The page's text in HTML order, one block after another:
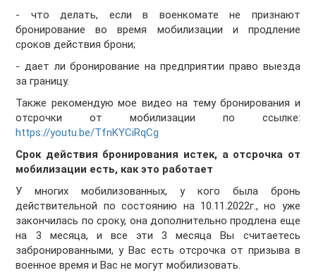
- что делать, если в военкомате не признают
бронирование во время мобилизации и продление
сроков действия брони;
- дает ли бронирование на предприятии право выезда
за границу.
Также рекомендую мое видео на тему бронирования и
отсрочки от мобилизации по ссылке:
https://youtu.be/TfnKYCiRqCg
Срок действия бронирования истек, а отсрочка от
мобилизации есть, как это работает
У многих мобилизованных, у кого была бронь
действительной по состоянию на 10.11.2022г., но уже
закончилась по сроку, она дополнительно продлена еще
на 3 месяца, и все эти 3 месяца Вы считаетесь
забронированными, у Вас есть отсрочка от призыва в
военное время и Вас не могут мобилизовать.